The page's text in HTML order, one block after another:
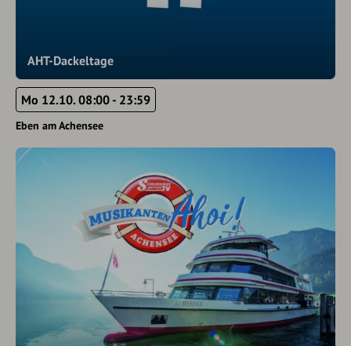
AHT-Dackeltage
Mo 12.10. 08:00 - 23:59
Eben am Achensee